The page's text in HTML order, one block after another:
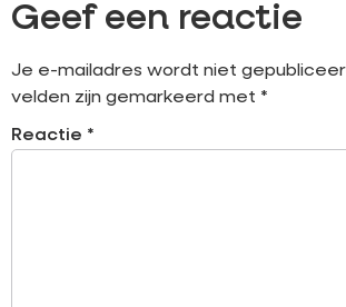
Geef een reactie
Je e-mailadres wordt niet
velden zijn gemarkeerd met *
Reactie *